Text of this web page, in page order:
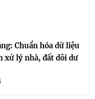
Chuẩn hóa dữ liệu
xử lý nhà, đất dôi dư